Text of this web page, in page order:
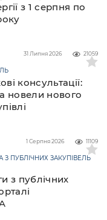
з 1 серпня по
21059
31 Липня 2026
консультації:
новели нового
11109
1 Серпня 2026
з публічних
ПУБЛІЧНИХ ЗАКУПІВЕЛЬ